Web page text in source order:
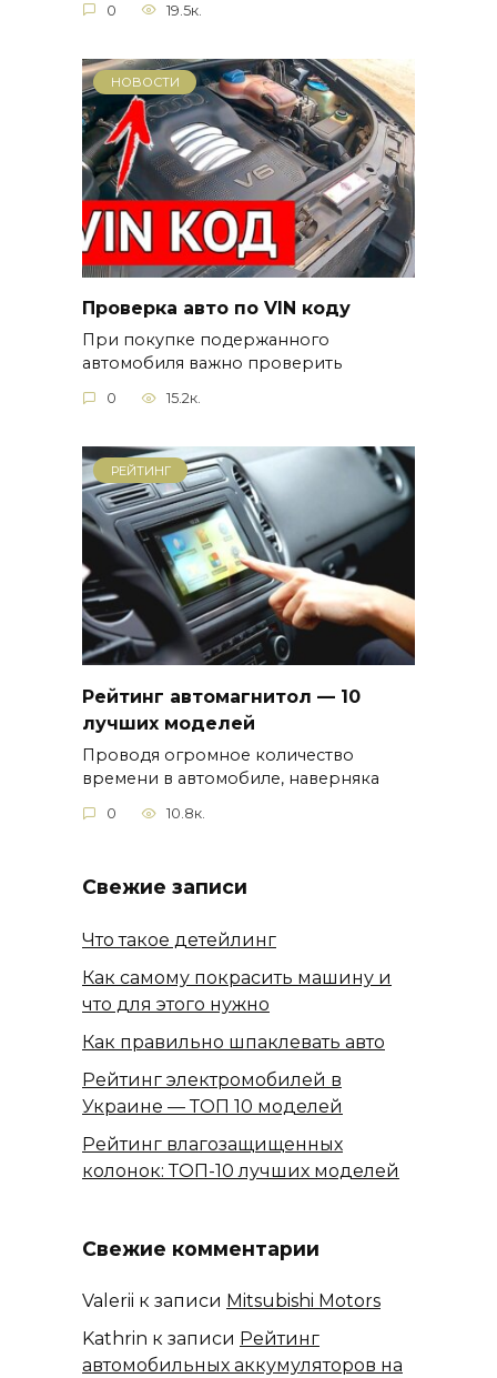
0 19.5к.
НОВОСТИ
Проверка авто по VIN коду
При покупке подержанного
автомобиля важно проверить
0 15.2к.
РЕЙТИНГ
Рейтинг автомагнитол — 10
лучших моделей
Проводя огромное количество
времени в автомобиле, наверняка
0 10.8к.
Свежие записи
Что такое детейлинг
Как самому покрасить машину и
что для этого нужно
Как правильно шпаклевать авто
Рейтинг электромобилей в
Украине — ТОП 10 моделей
Рейтинг влагозащищенных
колонок: ТОП-10 лучших моделей
Свежие комментарии
Valerii к записи Mitsubishi Motors
Kathrin к записи Рейтинг
автомобильных аккумуляторов на